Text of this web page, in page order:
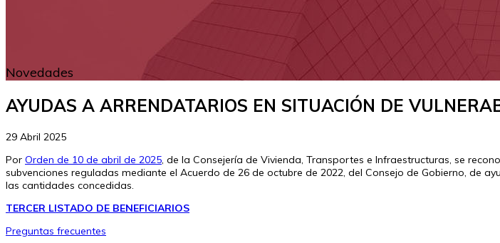
Novedades
AYUDAS A ARRENDATARIOS EN SITUACIÓN DE
29 Abril 2025
Por Orden de 10 de abril de 2025, de la Consejería de Vivienda, Transportes e Infraestructuras, se
subvenciones reguladas mediante el Acuerdo de 26 de octubre de 2022, del Consejo de Gobierno, de
las cantidades concedidas.
TERCER LISTADO DE BENEFICIARIOS
Preguntas frecuentes